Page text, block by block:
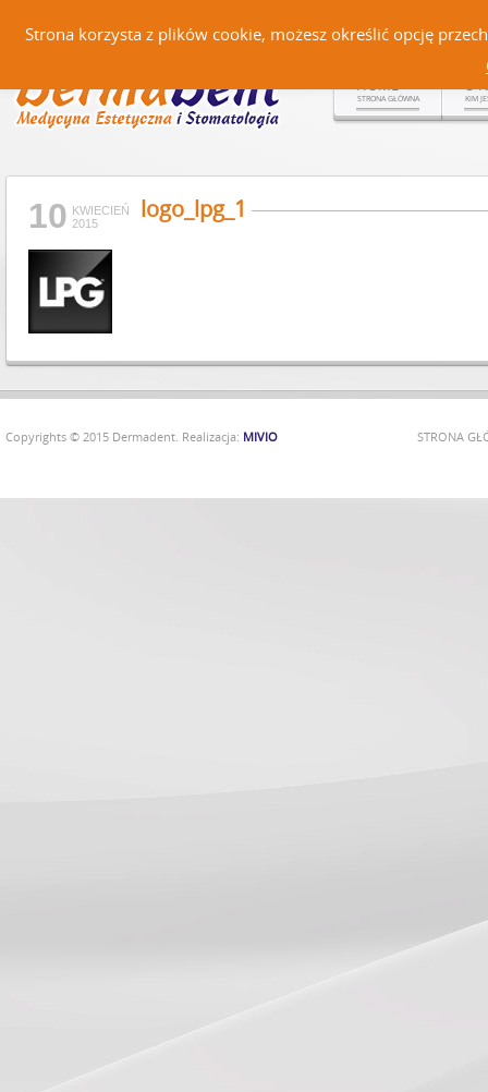
HOME
STRONA GŁÓWNA
O
KIM
10 KWIECIEŃ
2015
logo_lpg_1
STRONA
Copyrights © 2015 Dermadent. Realizacja: MIVIO
Strona korzysta z plików cookie, możesz określić opcję